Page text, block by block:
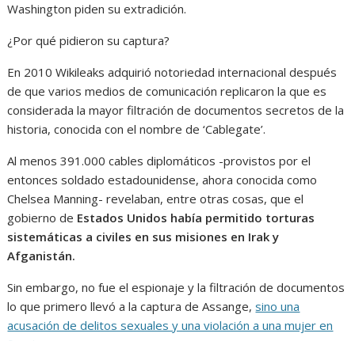
Washington piden su extradición.
¿Por qué pidieron su captura?
En 2010 Wikileaks adquirió notoriedad internacional después
de que varios medios de comunicación replicaron la que es
considerada la mayor filtración de documentos secretos de la
historia, conocida con el nombre de ‘Cablegate’.
Al menos 391.000 cables diplomáticos -provistos por el
entonces soldado estadounidense, ahora conocida como
Chelsea Manning- revelaban, entre otras cosas, que el
gobierno de Estados Unidos había permitido torturas
sistemáticas a civiles en sus misiones en Irak y
Afganistán.
Sin embargo, no fue el espionaje y la filtración de documentos
lo que primero llevó a la captura de Assange,sino una
acusación de delitos sexuales y una violación a una mujer en